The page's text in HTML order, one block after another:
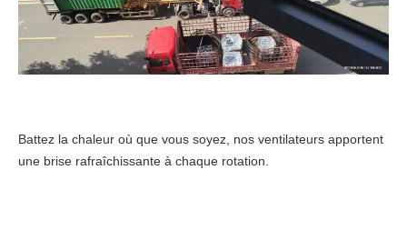
Battez la chaleur où que vous soyez, nos ventilateurs apportent
une brise rafraîchissante à chaque rotation.